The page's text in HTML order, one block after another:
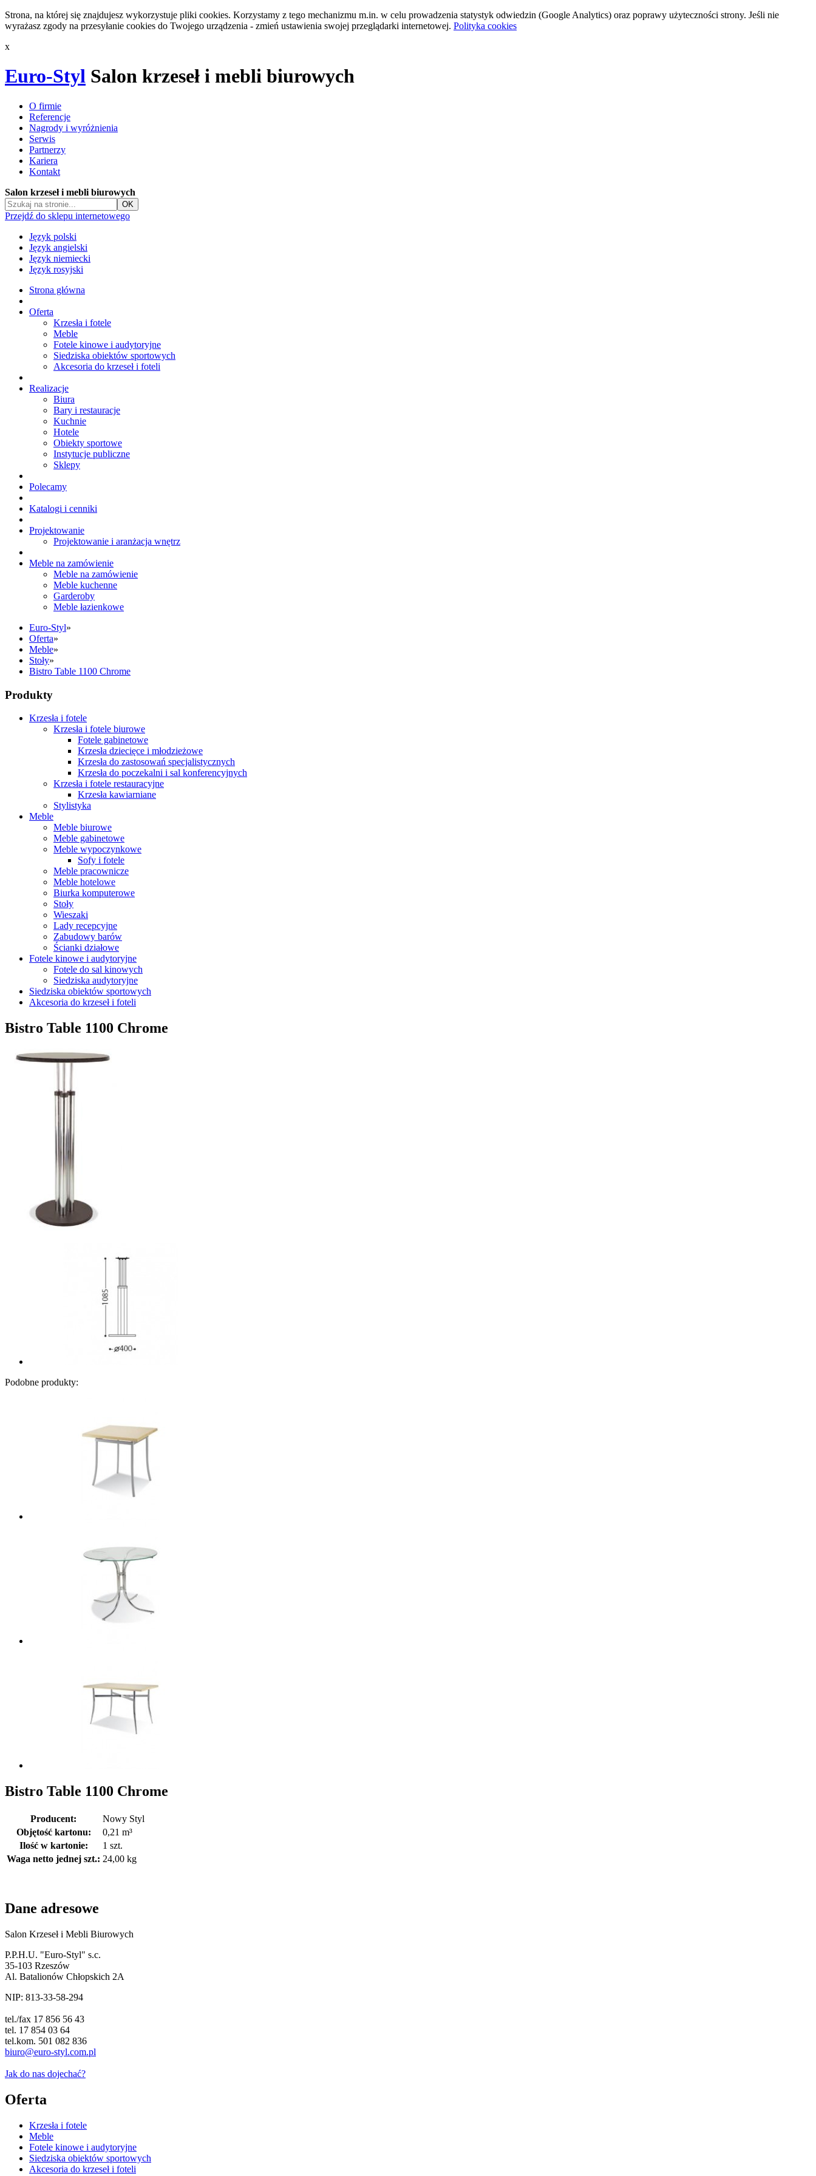
Strona, na której się znajdujesz wykorzystuje pliki cookies. Korzystamy z tego mechanizmu m.in. w celu prowadzenia statystyk odwiedzin (Google Analytics) oraz poprawy użyteczności strony. Jeśli nie
wyrażasz zgody na przesyłanie cookies do Twojego urządzenia - zmień ustawienia swojej przeglądarki internetowej. Polityka cookies
x
Euro-Styl Salon krzeseł i mebli biurowych
O firmie
Referencje
Nagrody i wyróżnienia
Serwis
Partnerzy
Kariera
Kontakt
Salon krzeseł i mebli biurowych
Przejdź do sklepu internetowego
Język polski
Język angielski
Język niemiecki
Język rosyjski
Strona główna
Oferta
Krzesła i fotele
Meble
Fotele kinowe i audytoryjne
Siedziska obiektów sportowych
Akcesoria do krzeseł i foteli
Realizacje
Biura
Bary i restauracje
Kuchnie
Hotele
Obiekty sportowe
Instytucje publiczne
Sklepy
Polecamy
Katalogi i cenniki
Projektowanie
Projektowanie i aranżacja wnętrz
Meble na zamówienie
Meble na zamówienie
Meble kuchenne
Garderoby
Meble łazienkowe
Euro-Styl»
Oferta»
Meble»
Stoły»
Bistro Table 1100 Chrome
Produkty
Krzesła i fotele
Krzesła i fotele biurowe
Fotele gabinetowe
Krzesła dziecięce i młodzieżowe
Krzesła do zastosowań specjalistycznych
Krzesła do poczekalni i sal konferencyjnych
Krzesła i fotele restauracyjne
Krzesła kawiarniane
Stylistyka
Meble
Meble biurowe
Meble gabinetowe
Meble wypoczynkowe
Sofy i fotele
Meble pracownicze
Meble hotelowe
Biurka komputerowe
Stoły
Wieszaki
Lady recepcyjne
Zabudowy barów
Ścianki działowe
Fotele kinowe i audytoryjne
Fotele do sal kinowych
Siedziska audytoryjne
Siedziska obiektów sportowych
Akcesoria do krzeseł i foteli
Bistro Table 1100 Chrome
Podobne produkty:
Bistro Table 1100 Chrome
Producent:
Nowy Styl
Objętość kartonu:
0,21 m³
Ilość w kartonie:
1 szt.
Waga netto jednej szt.: 24,00 kg
Dane adresowe
Salon Krzeseł i Mebli Biurowych
P.P.H.U. "Euro-Styl" s.c.
35-103 Rzeszów
Al. Batalionów Chłopskich 2A
NIP: 813-33-58-294
tel./fax 17 856 56 43
tel. 17 854 03 64
tel.kom. 501 082 836
biuro@euro-styl.com.pl
Jak do nas dojechać?
Oferta
Krzesła i fotele
Meble
Fotele kinowe i audytoryjne
Siedziska obiektów sportowych
Akcesoria do krzeseł i foteli